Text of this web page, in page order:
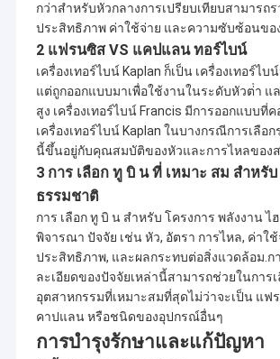
กว่าสําหรับหัวกลางการเปรียบเทียบสามารถ
ประสิทธิภาพ ค่าใช้จ่าย และความซับซ้อนขอ
2 แฟรนซิส VS แคปแลน ทอร์ไบน์
เครื่องเทอร์ไบน์ Kaplan ก็เป็น เครื่องเทอร์ไ
แต่ถูกออกแบบมาเพื่อใช้งานในระดับหัวต่ํา แ
สูง เครื่องเทอร์ไบน์ Francis มีการออกแบบที่
เครื่องเทอร์ไบน์ Kaplan ในบางกรณีการเลือ
นี้ขึ้นอยู่กับคุณสมบัติของหัวและการไหลของ
3 การ เลือก ทู บิ น ที่ เหมาะ สม สําหรั
ธรรมชาติ
การ เลือก ทู บิ น สําหรับ โครงการ พลังงาน ไ
พิจารณา ปัจจัย เช่น หัว, อัตรา การไหล, ค่าใช้
ประสิทธิภาพ, และผลกระทบต่อสิ่งแวดล้อม.ก
ละเอียดของปัจจัยเหล่านี้สามารถช่วยในการ
อุตสาหกรรมที่เหมาะสมที่สุดไม่ว่าจะเป็น แฟ
คาปแลน หรือชนิดของอุปกรณ์อื่นๆ
การบํารุงรักษาและแก้ปัญหา
ฝรั่งเศส 1x520KW
Turgo
D1 =
53cm
Qr =
s
n =
ไก่งวง
ยัคนิก้า
HEPP
3x4380KW
V-
Kaplan
D1 =
hr =
Qr =
s
2x342KW
H-ฟ
D1 =
60.5cm
hr =
/ s
n =
ศรีลังกา
NAYA
GANGA
2x1600KW
H-
Pelton
D1 =
120
hr =
Qr =